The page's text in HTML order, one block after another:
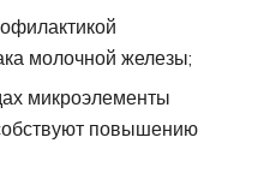
молочной железы;
микроэлементы
повышению